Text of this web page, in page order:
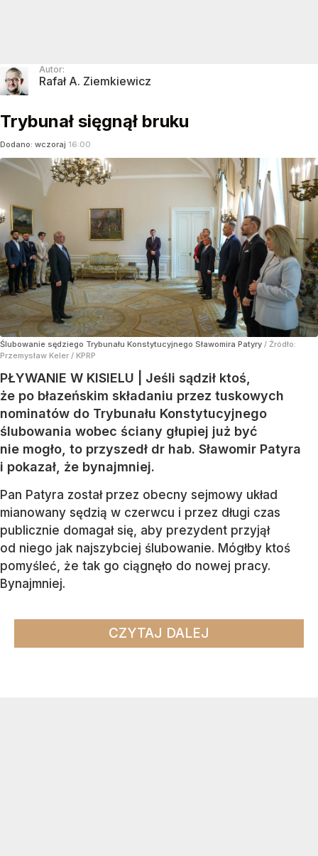
Autor:
Rafał A. Ziemkiewicz
Trybunał sięgnął bruku
Dodano: wczoraj 16:00
Ślubowanie sędziego Trybunału Konstytucyjnego Sławomira Patyry / Źródło:
Przemysław Keler / KPRP
PŁYWANIE W KISIELU | Jeśli sądził ktoś,
że po błazeńskim składaniu przez tuskowych
nominatów do Trybunału Konstytucyjnego
ślubowania wobec ściany głupiej już być
nie mogło, to przyszedł dr hab. Sławomir Patyra
i pokazał, że bynajmniej.
Pan Patyra został przez obecny sejmowy układ
mianowany sędzią w czerwcu i przez długi czas
publicznie domagał się, aby prezydent przyjął
od niego jak najszybciej ślubowanie. Mógłby ktoś
pomyśleć, że tak go ciągnęło do nowej pracy.
Bynajmniej.
CZYTAJ DALEJ